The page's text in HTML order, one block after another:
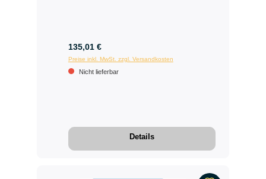
135,01 €
Preise inkl. MwSt. zzgl. Versandkosten
Nicht lieferbar
Details